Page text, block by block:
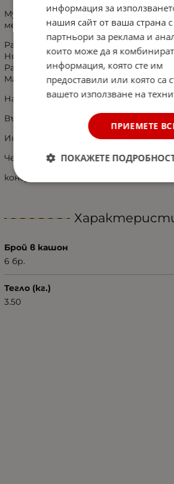
Музикална тромба клаксон HI-DO
мелодии за бус ван автомобил 12V
Работи с електричество и въздух.
Няма да работи без въздушна
Работи с 6 мм вход за маркуч за
Материал: алуминий.
Напрежение: 12V
Въздушно налягане: 3-10 Bar.
Интензитет на звука: 125db(A)~5db
Честота: 370Hz-475Hz
консумация на ток: 05-2A
Брой в кашон
6 бр.
Тегло (кг.)
3.50
информация за
нашия сайт от ваша страна
партньори за реклама и
които може да я комбинират
информация, която сте им
предоставили или която са
вашето използване на
ПРИЕМЕТЕ
ПОКАЖЕТЕ